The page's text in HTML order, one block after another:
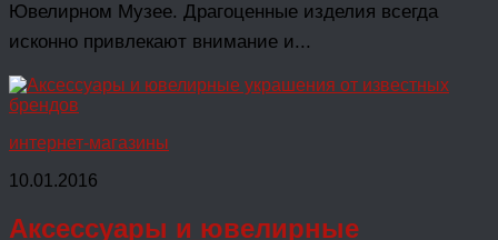
Ювелирном Музее. Драгоценные изделия всегда
исконно привлекают внимание и...
интернет-магазины
10.01.2016
Аксессуары и ювелирные